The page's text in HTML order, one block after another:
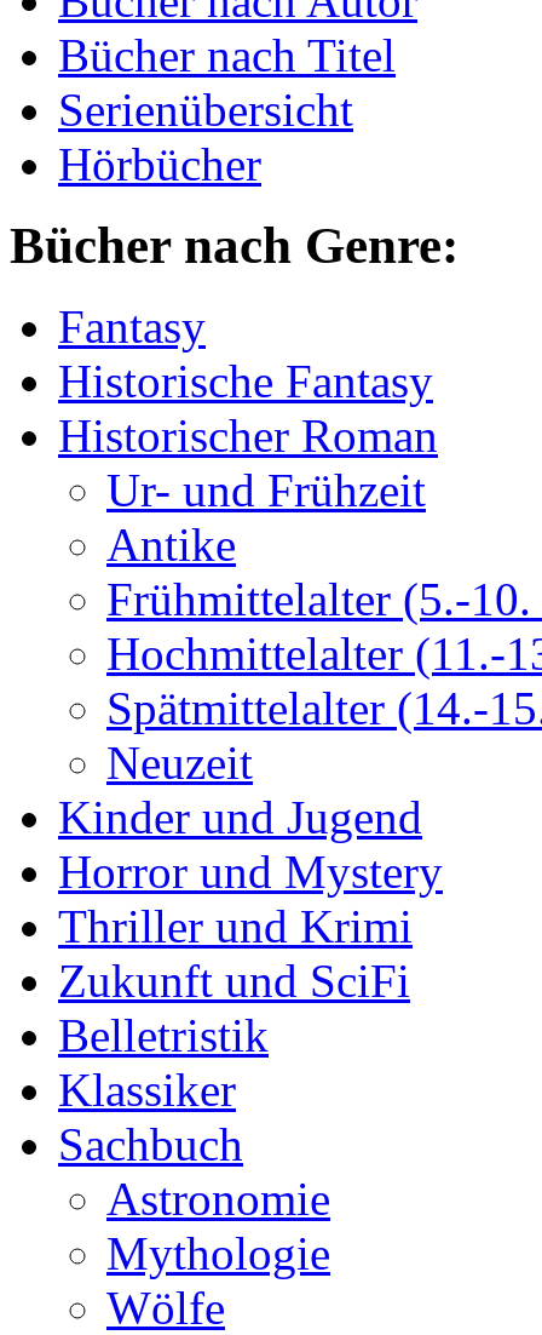
Bücher nach Titel
Serienübersicht
Hörbücher
Bücher nach Genre:
Fantasy
Historische Fantasy
Historischer Roman
Ur- und Frühzeit
Antike
Frühmittelalter (5.-10.
Hochmittelalter (11.-
Spätmittelalter (14.-
Neuzeit
Kinder und Jugend
Horror und Mystery
Thriller und Krimi
Zukunft und SciFi
Belletristik
Klassiker
Sachbuch
Astronomie
Mythologie
Wölfe